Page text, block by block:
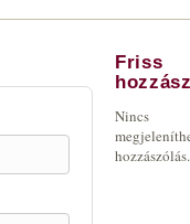
Friss
Nincs
hozzászólás.